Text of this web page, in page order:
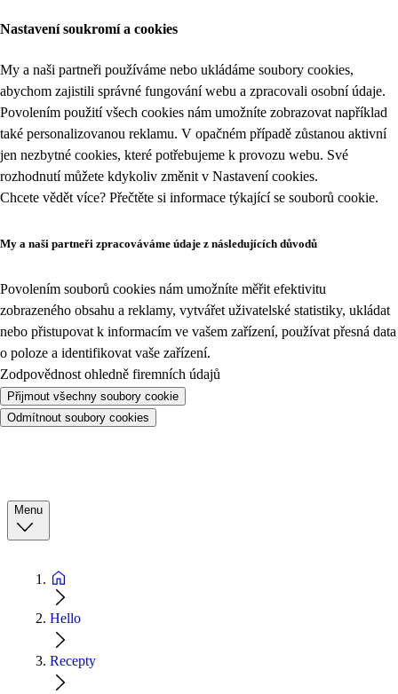
Nastavení soukromí a cookies
My a naši partneři používáme nebo ukládáme soubory cookies,
abychom zajistili správné fungování webu a zpracovali osobní údaje.
Povolením použití všech cookies nám umožníte zobrazovat například
také personalizovanou reklamu. V opačném případě zůstanou aktivní
jen nezbytné cookies, které potřebujeme k provozu webu. Své
rozhodnutí můžete kdykoliv změnit v Nastavení cookies.
Chcete vědět více? Přečtěte si informace týkající se souborů cookie.
My a naši partneři zpracováváme údaje z následujících důvodů
Povolením souborů cookies nám umožníte měřit efektivitu
zobrazeného obsahu a reklamy, vytvářet uživatelské statistiky, ukládat
nebo přistupovat k informacím ve vašem zařízení, používat přesná data
o poloze a identifikovat vaše zařízení.
Zodpovědnost ohledně firemních údajů
Přijmout všechny soubory cookie
Odmítnout soubory cookies
Menu
Hello
Recepty